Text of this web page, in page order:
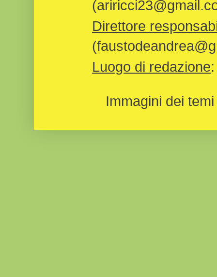
Direttore
Luogo di redazione
Immagini dei